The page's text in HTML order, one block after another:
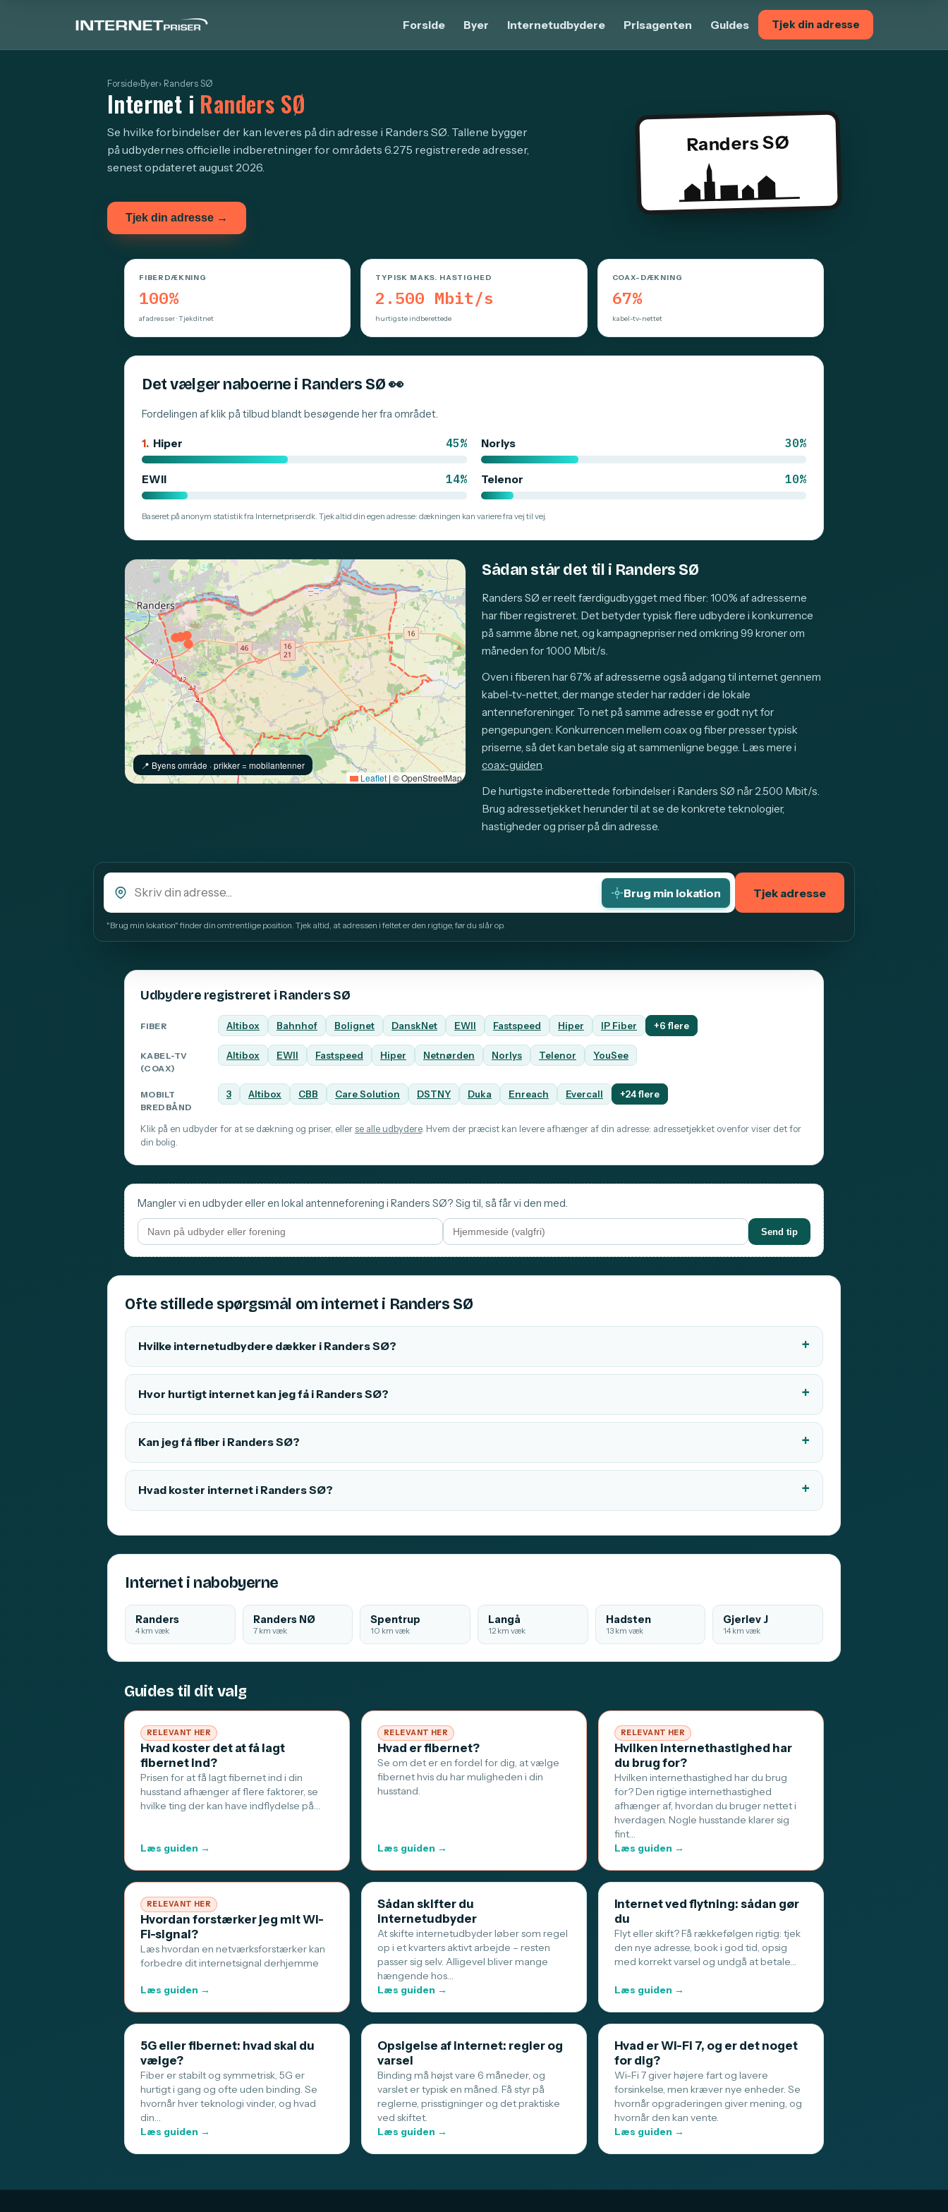
Forside Byer Internetudbydere Prisagenten Guides Tjek din adresse
Forside›Byer› Randers SØ
Internet i Randers SØ
Se hvilke forbindelser der kan leveres på din adresse i Randers SØ. Tallene bygger
på udbydernes officielle indberetninger for områdets 6.275 registrerede adresser,
senest opdateret august 2026.
Tjek din adresse →
Randers SØ
FIBERDÆKNING
100%
af adresser · Tjekditnet
TYPISK MAKS. HASTIGHED
2.500 Mbit/s
hurtigste indberettede
COAX-DÆKNING
67%
kabel-tv-nettet
Det vælger naboerne i Randers SØ👀
Fordelingen af klik på tilbud blandt besøgende her fra området.
1. Hiper 45% Norlys 30%
EWII 14% Telenor 10%
Baseret på anonym statistik fra Internetpriser.dk. Tjek altid din egen adresse: dækningen kan variere fra vej til vej.
📍️ Byens område · prikker = mobilantenner
Leaflet | © OpenStreetMap
Sådan står det til i Randers SØ
Randers SØ er reelt færdigudbygget med fiber: 100% af adresserne
har fiber registreret. Det betyder typisk flere udbydere i konkurrence
på samme åbne net, og kampagnepriser ned omkring 99 kroner om
måneden for 1000 Mbit/s.
Oven i fiberen har 67% af adresserne også adgang til internet gennem
kabel-tv-nettet, der mange steder har rødder i de lokale
antenneforeninger. To net på samme adresse er godt nyt for
pengepungen: Konkurrencen mellem coax og fiber presser typisk
priserne, så det kan betale sig at sammenligne begge. Læs mere i
coax-guiden.
De hurtigste indberettede forbindelser i Randers SØ når 2.500 Mbit/s.
Brug adressetjekket herunder til at se de konkrete teknologier,
hastigheder og priser på din adresse.
Brug min lokation Tjek adresse
"Brug min lokation" finder din omtrentlige position. Tjek altid, at adressen i feltet er den rigtige, før du slår op.
Udbydere registreret i Randers SØ
FIBER Altibox Bahnhof Bolignet DanskNet EWII Fastspeed Hiper IP Fiber +6 flere
KABEL-TV
(COAX)
Altibox EWII Fastspeed Hiper Netnørden Norlys Telenor YouSee
MOBILT
BREDBÅND
3 Altibox CBB Care Solution DSTNY Duka Enreach Evercall +24 flere
Klik på en udbyder for at se dækning og priser, eller se alle udbydere. Hvem der præcist kan levere afhænger af din adresse: adressetjekket ovenfor viser det for
din bolig.
Mangler vi en udbyder eller en lokal antenneforening i Randers SØ? Sig til, så får vi den med.
Send tip
Ofte stillede spørgsmål om internet i Randers SØ
Hvilke internetudbydere dækker i Randers SØ?
Hvor hurtigt internet kan jeg få i Randers SØ?
Kan jeg få fiber i Randers SØ?
Hvad koster internet i Randers SØ?
Internet i nabobyerne
Randers
4 km væk
Randers NØ
7 km væk
Spentrup
10 km væk
Langå
12 km væk
Hadsten
13 km væk
Gjerlev J
14 km væk
Guides til dit valg
RELEVANT HER
Hvad koster det at få lagt
fibernet ind?
Prisen for at få lagt fibernet ind i din
husstand afhænger af flere faktorer, se
hvilke ting der kan have indflydelse på…
Læs guiden →
RELEVANT HER
Hvad er fibernet?
Se om det er en fordel for dig, at vælge
fibernet hvis du har muligheden i din
husstand.
Læs guiden →
RELEVANT HER
Hvilken internethastighed har
du brug for?
Hvilken internethastighed har du brug
for? Den rigtige internethastighed
afhænger af, hvordan du bruger nettet i
hverdagen. Nogle husstande klarer sig
fint…
Læs guiden →
RELEVANT HER
Hvordan forstærker jeg mit Wi-
Fi-signal?
Læs hvordan en netværksforstærker kan
forbedre dit internetsignal derhjemme
Læs guiden →
Sådan skifter du
internetudbyder
At skifte internetudbyder løber som regel
op i et kvarters aktivt arbejde – resten
passer sig selv. Alligevel bliver mange
hængende hos…
Læs guiden →
Internet ved flytning: sådan gør
du
Flyt eller skift? Få rækkefølgen rigtig: tjek
den nye adresse, book i god tid, opsig
med korrekt varsel og undgå at betale…
Læs guiden →
5G eller fibernet: hvad skal du
vælge?
Fiber er stabilt og symmetrisk, 5G er
hurtigt i gang og ofte uden binding. Se
hvornår hver teknologi vinder, og hvad
din…
Læs guiden →
Opsigelse af internet: regler og
varsel
Binding må højst vare 6 måneder, og
varslet er typisk en måned. Få styr på
reglerne, prisstigninger og det praktiske
ved skiftet.
Læs guiden →
Hvad er Wi-Fi 7, og er det noget
for dig?
Wi-Fi 7 giver højere fart og lavere
forsinkelse, men kræver nye enheder. Se
hvornår opgraderingen giver mening, og
hvornår den kan vente.
Læs guiden →